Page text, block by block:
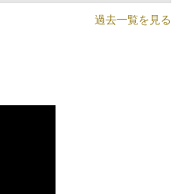
過去一覧を見る